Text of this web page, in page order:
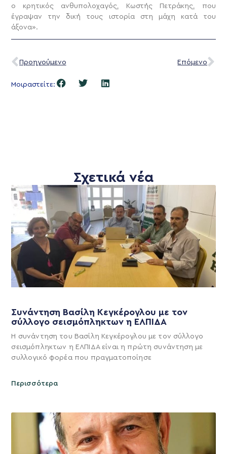
ο κρητικός ανθυπολοχαγός, Κωστής Πετράκης, που
έγραψαν την δική τους ιστορία στη μάχη κατά του
άξονα».
Προηγούμενο Επόμενο
Μοιραστείτε:
Σχετικά νέα
Συνάντηση Βασίλη Κεγκέρογλου με τον
σύλλογο σεισμόπληκτων η ΕΛΠΙΔΑ
Η συνάντηση του Βασίλη Κεγκέρογλου με τον σύλλογο
σεισμόπληκτων η ΕΛΠΙΔΑ είναι η πρώτη συνάντηση με
συλλογικό φορέα που πραγματοποίησε
Περισσότερα